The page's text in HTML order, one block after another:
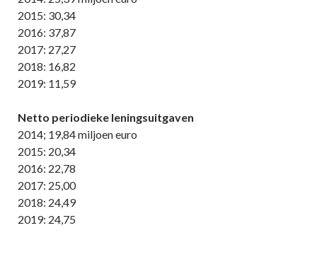
2015: 30,34
2016: 37,87
2017: 27,27
2018: 16,82
2019: 11,59
Netto periodieke leningsuitgaven
2014; 19,84 miljoen euro
2015: 20,34
2016: 22,78
2017: 25,00
2018: 24,49
2019: 24,75